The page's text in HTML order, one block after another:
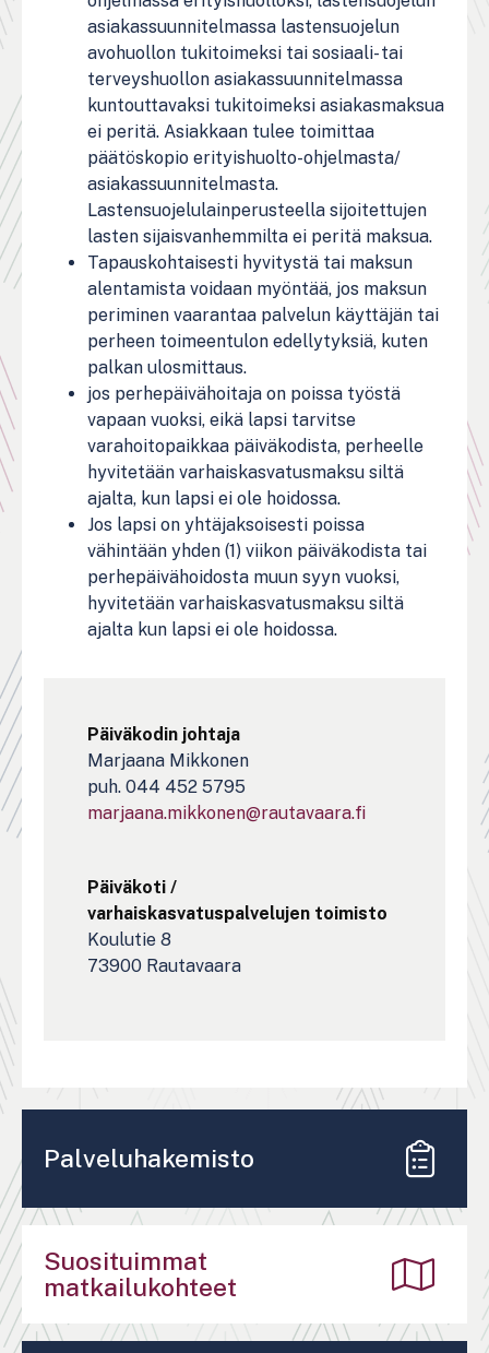
asiakassuunnitelmassa lastensuojelun
avohuollon tukitoimeksi tai sosiaali- tai
terveyshuollon asiakassuunnitelmassa
kuntouttavaksi tukitoimeksi asiakasmaksua
ei peritä. Asiakkaan tulee toimittaa
päätöskopio erityishuolto-ohjelmasta/
asiakassuunnitelmasta.
Lastensuojelulainperusteella sijoitettujen
lasten sijaisvanhemmilta ei peritä maksua.
Tapauskohtaisesti hyvitystä tai maksun
alentamista voidaan myöntää, jos maksun
periminen vaarantaa palvelun käyttäjän tai
perheen toimeentulon edellytyksiä, kuten
palkan ulosmittaus.
jos perhepäivähoitaja on poissa työstä
vapaan vuoksi, eikä lapsi tarvitse
varahoitopaikkaa päiväkodista, perheelle
hyvitetään varhaiskasvatusmaksu siltä
ajalta, kun lapsi ei ole hoidossa.
Jos lapsi on yhtäjaksoisesti poissa
vähintään yhden (1) viikon päiväkodista tai
perhepäivähoidosta muun syyn vuoksi,
hyvitetään varhaiskasvatusmaksu siltä
ajalta kun lapsi ei ole hoidossa.
Päiväkodin johtaja
Marjaana Mikkonen
puh. 044 452 5795
marjaana.mikkonen@rautavaara.fi
Päiväkoti /
varhaiskasvatuspalvelujen toimisto
Koulutie 8
73900 Rautavaara
Palveluhakemisto
Suosituimmat
matkailukohteet